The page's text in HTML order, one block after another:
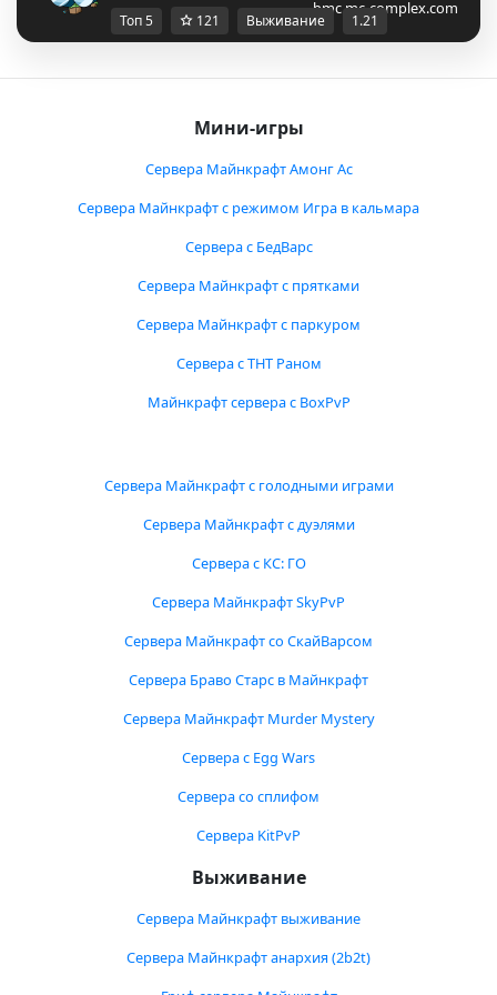
bmc.mc-complex.com
Топ 5 121 Выживание 1.21
Мини-игры
Сервера Майнкрафт Амонг Ас
Сервера Майнкрафт с режимом Игра в кальмара
Сервера с БедВарс
Сервера Майнкрафт с прятками
Сервера Майнкрафт с паркуром
Сервера с ТНТ Раном
Майнкрафт сервера с BoxPvP
Сервера Майнкрафт с голодными играми
Сервера Майнкрафт с дуэлями
Сервера с КС: ГО
Сервера Майнкрафт SkyPvP
Сервера Майнкрафт со СкайВарсом
Сервера Браво Старс в Майнкрафт
Сервера Майнкрафт Murder Mystery
Сервера с Egg Wars
Сервера со сплифом
Сервера KitPvP
Выживание
Сервера Майнкрафт выживание
Сервера Майнкрафт анархия (2b2t)